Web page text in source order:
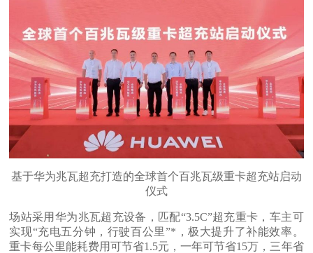
基于华为兆瓦超充打造的全球首个百兆瓦级重卡超充站启动
仪式
场站采用华为兆瓦超充设备，匹配“3.5C”超充重卡，车主可
实现“充电五分钟，行驶百公里”*，极大提升了补能效率。
重卡每公里能耗费用可节省1.5元，一年可节省15万，三年省